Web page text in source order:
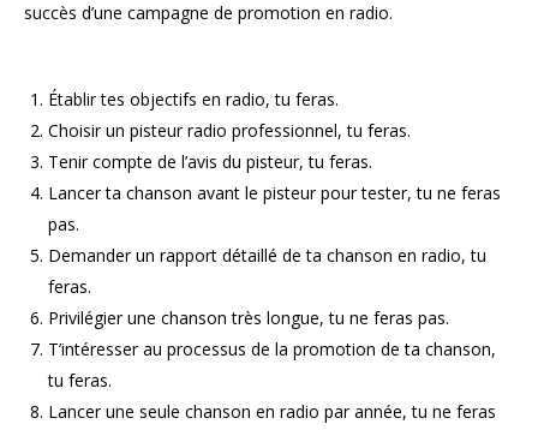
succès d’une campagne de promotion en radio.
Établir tes objectifs en radio, tu feras.
Choisir un pisteur radio professionnel, tu feras.
Tenir compte de l’avis du pisteur, tu feras.
Lancer ta chanson avant le pisteur pour tester, tu ne feras
pas.
Demander un rapport détaillé de ta chanson en radio, tu
feras.
Privilégier une chanson très longue, tu ne feras pas.
T’intéresser au processus de la promotion de ta chanson,
tu feras.
Lancer une seule chanson en radio par année, tu ne feras